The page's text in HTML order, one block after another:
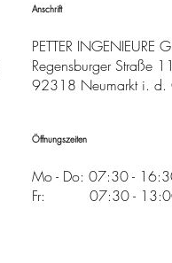
Anschrift
PETTER INGENIEURE
Regensburger Straße
92318 Neumarkt i. d.
Öffnungszeiten
Mo - Do: 07:30 -
Fr: 07:30 -